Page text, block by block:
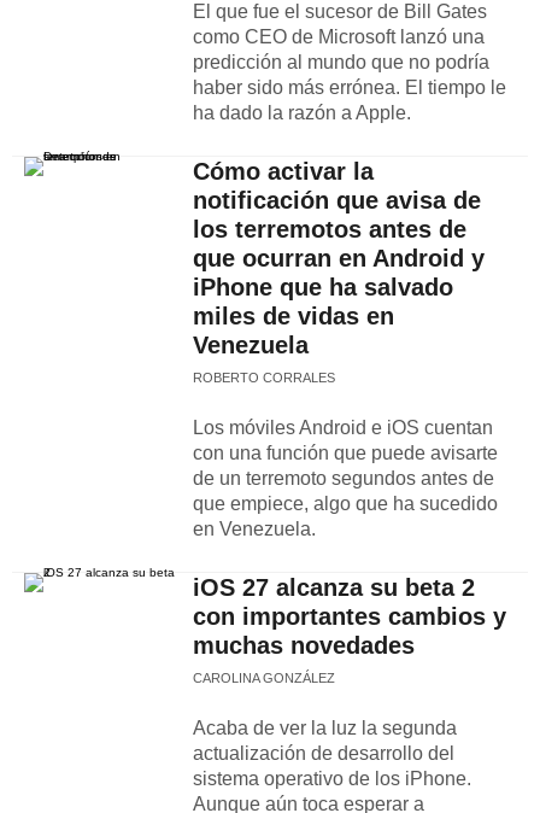
El que fue el sucesor de Bill Gates
como CEO de Microsoft lanzó una
predicción al mundo que no podría
haber sido más errónea. El tiempo le
ha dado la razón a Apple.
Cómo activar la
notificación que avisa de
los terremotos antes de
que ocurran en Android y
iPhone que ha salvado
miles de vidas en
Venezuela
ROBERTO CORRALES
Los móviles Android e iOS cuentan
con una función que puede avisarte
de un terremoto segundos antes de
que empiece, algo que ha sucedido
en Venezuela.
iOS 27 alcanza su beta 2
con importantes cambios y
muchas novedades
CAROLINA GONZÁLEZ
Acaba de ver la luz la segunda
actualización de desarrollo del
sistema operativo de los iPhone.
Aunque aún toca esperar a